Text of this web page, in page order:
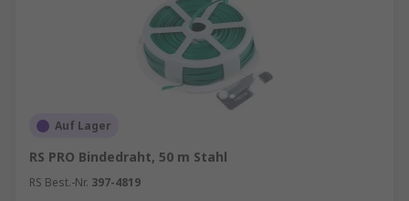
Auf Lager
RS PRO Bindedraht, 50 m Stahl
RS Best.-Nr. 397-4819